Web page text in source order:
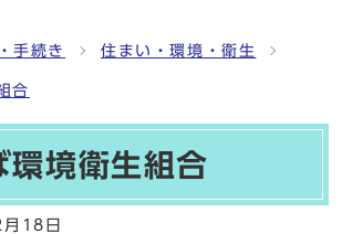
手続き 住まい・環境・衛生
合
環境衛生組合
18日